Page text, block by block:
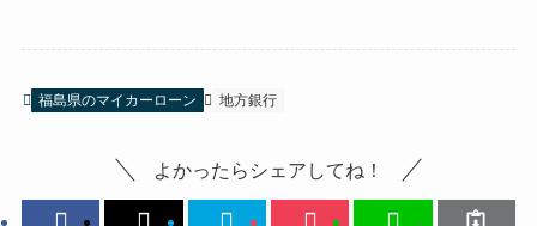
福島県のマイカーローン 地方銀行
よかったらシェアしてね！